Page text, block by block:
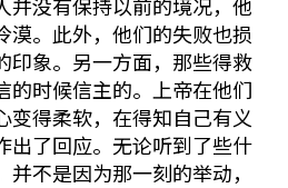
漠。此外，他们的失败也损
印象。另一方面，那些得救
的时候信主的。上帝在他们
变得柔软，在得知自己有义
出了回应。无论听到了些什
不是因为那一刻的举动，